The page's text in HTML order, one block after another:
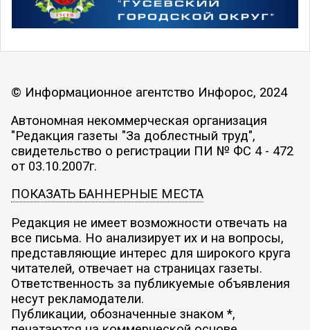
© Информационное агентство Инфорос, 2024
Автономная некоммерческая организация
"Редакция газеты "За доблестный труд",
свидетельство о регистрации ПИ № ФС 4 - 472
от 03.10.2007г.
ПОКАЗАТЬ БАННЕРНЫЕ МЕСТА
Редакция не имеет возможности отвечать на
все письма. Но анализирует их и на вопросы,
представляющие интерес для широкого круга
читателей, отвечает на страницах газеты.
Ответственность за публикуемые объявления
несут рекламодатели.
Публикации, обозначенные знаком *,